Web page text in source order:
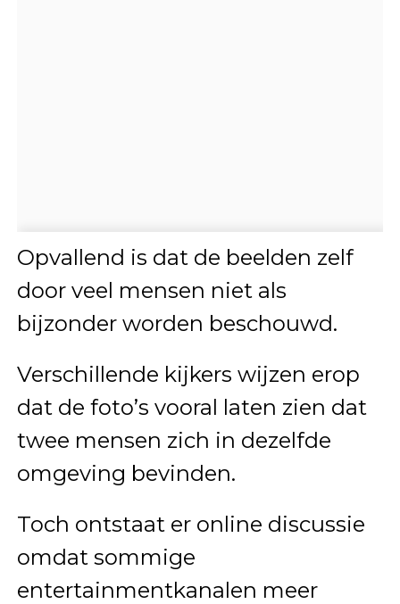
Opvallend is dat de beelden zelf
door veel mensen niet als
bijzonder worden beschouwd.
Verschillende kijkers wijzen erop
dat de foto’s vooral laten zien dat
twee mensen zich in dezelfde
omgeving bevinden.
Toch ontstaat er online discussie
omdat sommige
entertainmentkanalen meer